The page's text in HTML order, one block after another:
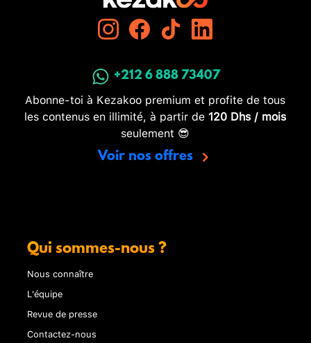
+212 6 888 73407
Abonne-toi à Kezakoo premium et profite de tous
les contenus en illimité, à partir de 120 Dhs / mois
seulement 😎
Voir nos offres
Qui sommes-nous ?
Nous connaître
L'équipe
Revue de presse
Contactez-nous